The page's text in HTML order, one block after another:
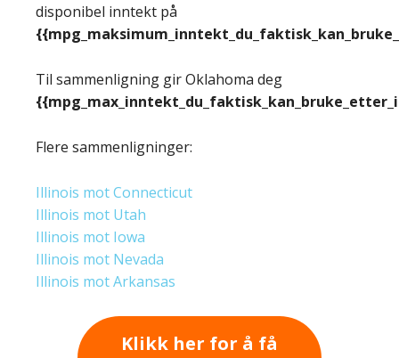
disponibel inntekt på
Til sammenligning gir Oklahoma deg
Flere sammenligninger:
Illinois mot Connecticut
Illinois mot Utah
Illinois mot Iowa
Illinois mot Nevada
Illinois mot Arkansas
Klikk her for å få